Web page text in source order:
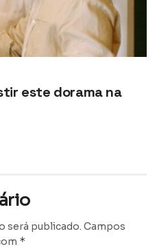
este dorama na
será publicado. Campos
*